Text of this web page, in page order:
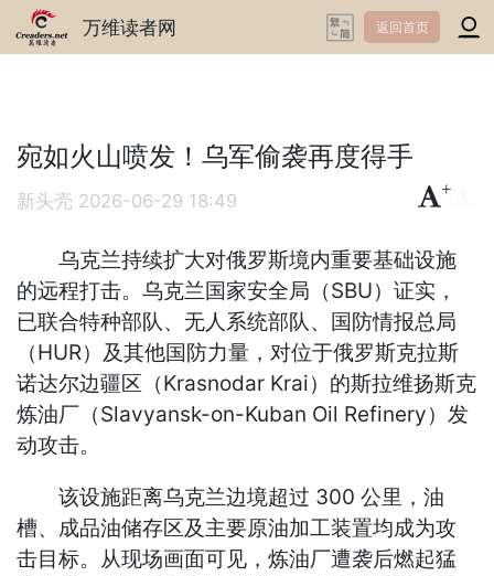
万维读者网 返回首页
宛如火山喷发！乌军偷袭再度得手
新头壳 2026-06-29 18:49
+
乌克兰持续扩大对俄罗斯境内重要基础设施
的远程打击。乌克兰国家安全局（SBU）证实，
已联合特种部队、无人系统部队、国防情报总局
（HUR）及其他国防力量，对位于俄罗斯克拉斯
诺达尔边疆区（Krasnodar Krai）的斯拉维扬斯克
炼油厂（Slavyansk-on-Kuban Oil Refinery）发
动攻击。
该设施距离乌克兰边境超过 300 公里，油
槽、成品油储存区及主要原油加工装置均成为攻
击目标。从现场画面可见，炼油厂遭袭后燃起猛